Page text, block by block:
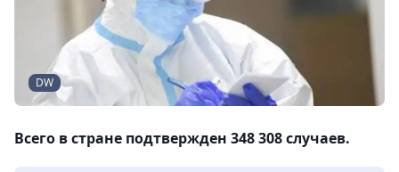
DW
Всего в стране подтвержден 348 308 случаев.